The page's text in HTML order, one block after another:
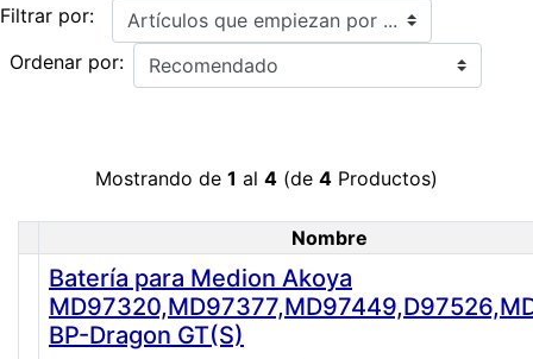
Filtrar por: Artículos que empiezan por ...
Ordenar por:
Mostrando de 1 al 4 (de 4 Productos)
Imagen
Nombre
Batería para Medion Akoya
BP-Dragon GT(S)